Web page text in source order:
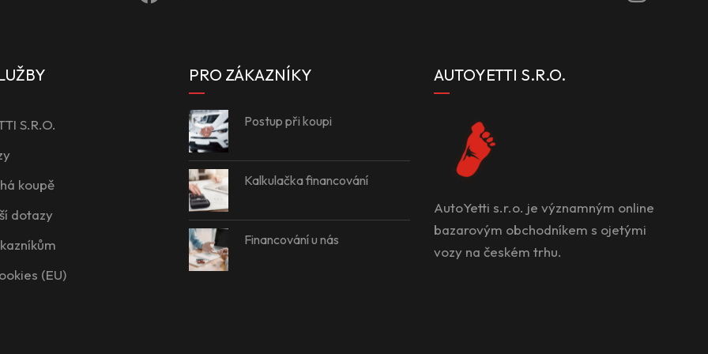
S.R.O.
koupě
dotazy
(EU)
PRO ZÁKAZNÍKY
Postup při koupi
Kalkulačka financování
Financování u nás
AUTOYETTI S.R.O.
AutoYetti s.r.o. je významným online
bazarovým obchodníkem s ojetými
vozy na českém trhu.